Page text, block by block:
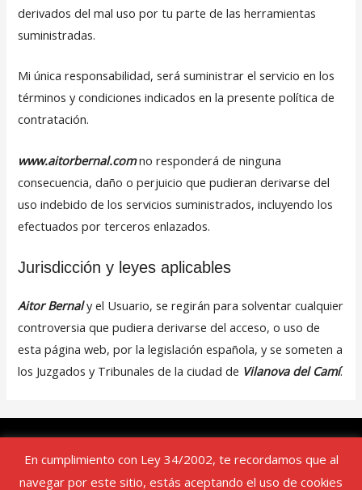
derivados del mal uso por tu parte de las herramientas
suministradas.
Mi única responsabilidad, será suministrar el servicio en los
términos y condiciones indicados en la presente política de
contratación.
www.aitorbernal.comno responderá de ninguna
consecuencia, daño o perjuicio que pudieran derivarse del
uso indebido de los servicios suministrados, incluyendo los
efectuados por terceros enlazados.
Jurisdicción y leyes aplicables
Aitor Bernaly el Usuario, se regirán para solventar cualquier
controversia que pudiera derivarse del acceso, o uso de
esta página web, por la legislación española, y se someten a
los Juzgados y Tribunales de la ciudad de Vilanova del Camí.
Aviso legal
Aitor Bernal | Comunicación
Contrataciones
En cumplimiento con Ley 34/2002, te recordamos que al
navegar por este sitio, estás aceptando el uso de cookies